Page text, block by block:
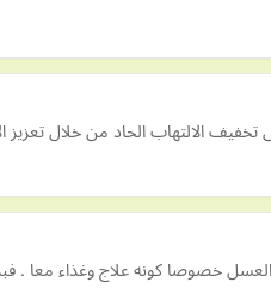
الالتهاب الحاد من خلال تعزيز
خصوصا كونه علاج وغذاء معا .